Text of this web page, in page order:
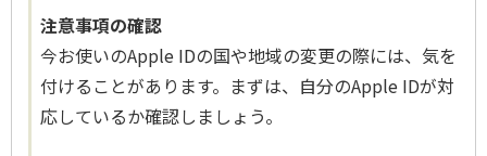
注意事項の確認
今お使いのApple IDの国や地域の変更の際には、気を
付けることがあります。まずは、自分のApple IDが対
応しているか確認しましょう。